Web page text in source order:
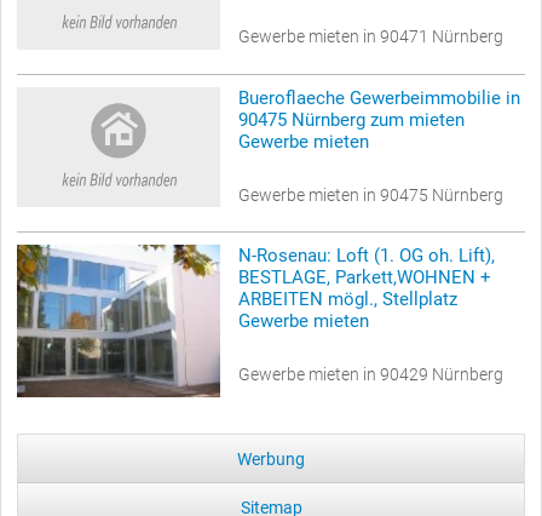
Gewerbe mieten in 90471 Nürnberg
Bueroflaeche Gewerbeimmobilie in
90475 Nürnberg zum mieten
Gewerbe mieten
Gewerbe mieten in 90475 Nürnberg
N-Rosenau: Loft (1. OG oh. Lift),
BESTLAGE, Parkett,WOHNEN +
ARBEITEN mögl., Stellplatz
Gewerbe mieten
Gewerbe mieten in 90429 Nürnberg
Werbung
Sitemap